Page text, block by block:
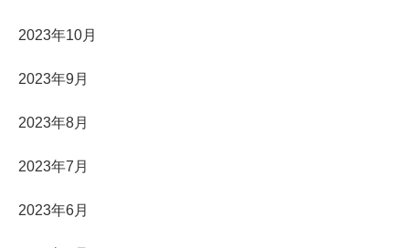
2023年10月
2023年9月
2023年8月
2023年7月
2023年6月